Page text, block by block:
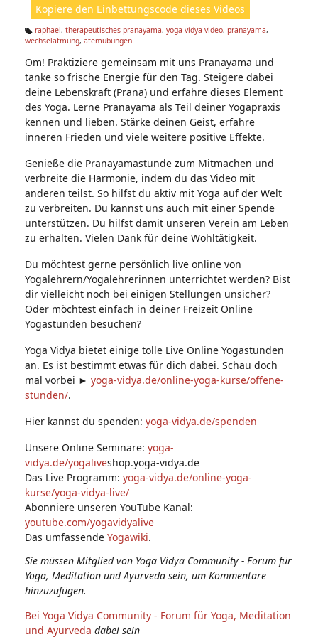
Kopiere den Einbettungscode dieses Videos
Ta
s:
raphael, therapeutisches pranayama, yoga-vidya-video, pranayama,
wechselatmung, atemübungen
Om! Praktiziere gemeinsam mit uns Pranayama und
tanke so frische Energie für den Tag. Steigere dabei
deine Lebenskraft (Prana) und erfahre dieses Element
des Yoga. Lerne Pranayama als Teil deiner Yogapraxis
kennen und lieben. Stärke deinen Geist, erfahre
inneren Frieden und viele weitere positive Effekte.
Genieße die Pranayamastunde zum Mitmachen und
verbreite die Harmonie, indem du das Video mit
anderen teilst. So hilfst du aktiv mit Yoga auf der Welt
zu verbreiten. Du kannst uns auch mit einer Spende
unterstützen. Du hilfst damit unseren Verein am Leben
zu erhalten. Vielen Dank für deine Wohltätigkeit.
Du möchtest gerne persönlich live online von
Yogalehrern/Yogalehrerinnen unterrichtet werden? Bist
dir vielleicht noch bei einigen Stellungen unsicher?
Oder möchtest einfach in deiner Freizeit Online
Yogastunden besuchen?
Yoga Vidya bietet einige tolle Live Online Yogastunden
an. Es ist bestimmt etwas für dich dabei. Schau doch
mal vorbei ► yoga-vidya.de/online-yoga-kurse/offene-
stunden/.
Hier kannst du spenden: yoga-vidya.de/spenden
Unsere Online Seminare: yoga-
vidya.de/yogaliveshop.yoga-vidya.de
Das Live Programm: yoga-vidya.de/online-yoga-
kurse/yoga-vidya-live/
Abonniere unseren YouTube Kanal:
youtube.com/yogavidyalive
Das umfassende Yogawiki.
Sie müssen Mitglied von Yoga Vidya Community - Forum für
Yoga, Meditation und Ayurveda sein, um Kommentare
hinzuzufügen.
Bei Yoga Vidya Community - Forum für Yoga, Meditation
und Ayurveda dabei sein